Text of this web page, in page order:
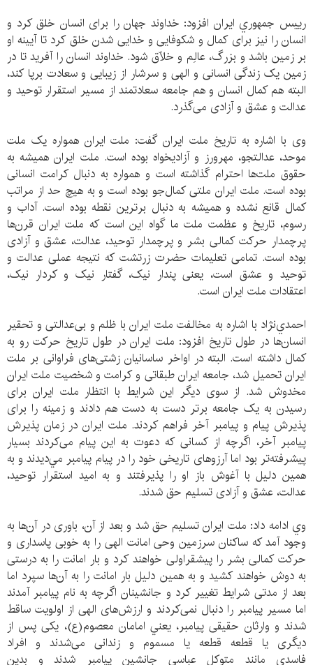
رييس جمهوري ايران افزود: خداوند جهان را برای انسان خلق کرد و
انسان را نیز برای کمال و شکوفایی و خدایی شدن خلق کرد تا آیینه او
بر زمین باشد و بزرگ، عالِم و خلّاق شود. خداوند انسان را آفرید تا در
زمین یک زندگی انسانی و الهی و سرشار از زیبایی و سعادت برپا کند،
البته هم کمال انسان و هم جامعه سعادتمند از مسیر استقرار توحید و
عدالت و عشق و آزادی می‌گذرد.
وی با اشاره به تاریخ ملت ایران گفت: ملت ایران همواره یک ملت
موحد، عدالتجو، مهرورز و آزادیخواه بوده است. ملت ایران همیشه به
حقوق ملت‌ها احترام گذاشته است و همواره به دنبال کرامت انسانی
بوده است. ملت ایران ملتی کمال‌جو بوده است و به هیچ حد از مراتب
کمال قانع نشده و همیشه به دنبال برترین نقطه بوده است. آداب و
رسوم، تاریخ و عظمت ملت ما گواه این است که ملت ایران قرن‌ها
پرچمدار حرکت کمالی بشر و پرچمدار توحید، عدالت، عشق و آزادی
بوده است. تمامی تعلیمات حضرت زرتشت که نتیجه عملی عدالت و
توحید و عشق است، یعنی پندار نیک، گفتار نیک و کردار نیک،
اعتقادات ملت ایران است.
احمدي‌نژاد با اشاره به مخالفت ملت ايران با ظلم و بی‌عدالتی و تحقیر
انسان‌ها در طول تاريخ افزود: ملت ایران در طول تاریخ حرکت رو به
کمال داشته است. البته در اواخر ساسانیان زشتی‌های فراوانی بر ملت
ایران تحمیل شد، جامعه ایران طبقاتی و کرامت و شخصیت ملت ایران
مخدوش شد. از سوی دیگر این شرایط با انتظار ملت ایران برای
رسیدن به یک جامعه برتر دست به دست هم دادند و زمینه را برای
پذیرش پیام و پیامبر آخر فراهم کردند. ملت ایران در زمان پذیرش
پیامبر آخر، اگرچه از کسانی که دعوت به این پیام می‌کردند بسیار
پیشرفته‌تر بود اما آرزوهای تاریخی خود را در پیام پیامبر مي‌دیدند و به
همين دليل با آغوش باز او را پذیرفتند و به امید استقرار توحید،
عدالت، عشق و آزادی تسلیم حق شدند.
وي ادامه داد: ملت ایران تسلیم حق شد و بعد از آن، باوری در آن‌ها به
وجود آمد که ساکنان سرزمین وحی امانت الهی را به خوبی پاسداری و
حرکت کمالی بشر را پیشقراولی خواهند کرد و بار امانت را به درستی
به دوش خواهند کشید و به همين دليل بار امانت را به آن‌ها سپرد اما
بعد از مدتی شرایط تغییر کرد و جانشینان اگرچه به نام پیامبر آمدند
اما مسیر پیامبر را دنبال نمی‌کردند و ارزش‌های الهی از اولویت ساقط
شدند و وارثان حقیقی پیامبر، يعني امامان معصوم(ع)، یکی پس از
دیگری یا قطعه قطعه یا مسموم و زندانی می‌شدند و افراد
فاسدي مانند متوکل عباسی جانشین پیامبر شدند و بدين